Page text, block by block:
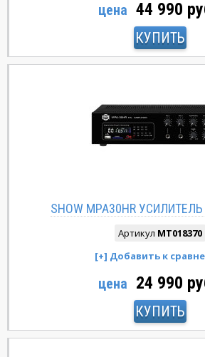
цена 44 990
КУПИТЬ
SHOW MPA30HR
Артикул MT018370
цена 24 990
КУПИТЬ